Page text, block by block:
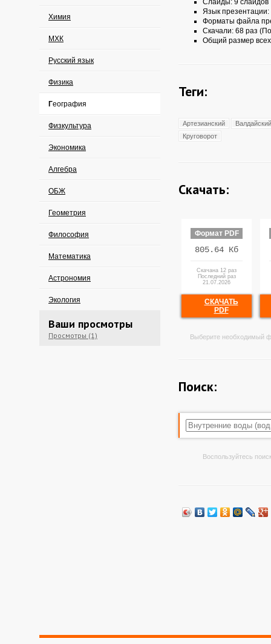
Химия
МХК
Русский язык
Физика
География
Физкультура
Экономика
Алгебра
ОБЖ
Геометрия
Философия
Математика
Астрономия
Экология
Ваши просмотры
Просмотры (1)
Слайды: 9 слайдов
Язык презентации:
Форматы файла
Скачали: 68 раз
Общий размер
Теги:
Артезианский
Валдайский
Круговорот
Скачать:
Формат PDF
805.64 Кб
Скачана 12 раз
Последний раз
21.07.2026
СКАЧАТЬ
PDF
Выберите необходимый
Поиск:
Воспользуйтесь